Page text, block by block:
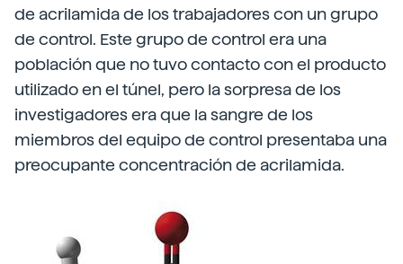
de acrilamida de los trabajadores con un grupo
de control. Este grupo de control era una
población que no tuvo contacto con el producto
utilizado en el túnel, pero la sorpresa de los
investigadores era que la sangre de los
miembros del equipo de control presentaba una
preocupante concentración de acrilamida.